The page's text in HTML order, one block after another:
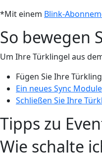
*Mit einem Blink-
So bewegen
Um Ihre Türklingel aus
Fügen Sie Ihre
Ein neues Sync Module
Schließen Sie Ihre
Tipps zu
Wie schalte